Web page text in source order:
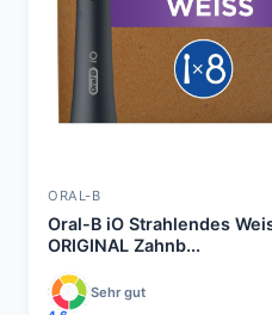
ORAL-B
Oral-B iO Strahlendes
ORIGINAL Zahnb...
Sehr gut